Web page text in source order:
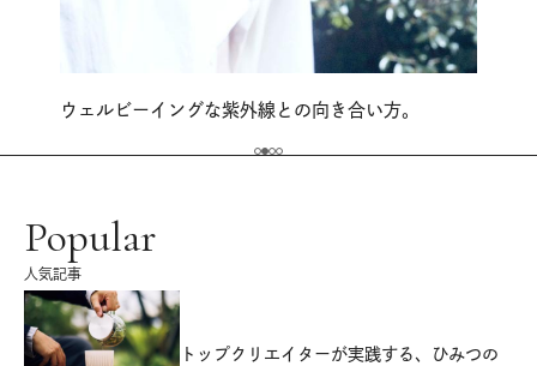
ウェルビーイングな紫外線との向き合い方。
Popular
人気記事
トップクリエイターが実践する、ひみつの